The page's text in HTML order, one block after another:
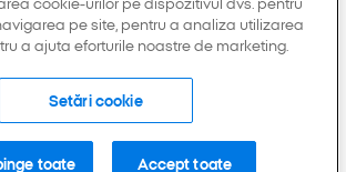
Toate drepturile rezervate.
pe site, pentru a analiza utilizarea
a ajuta eforturile noastre de marketing.
Setări cookie
toate Accept toate